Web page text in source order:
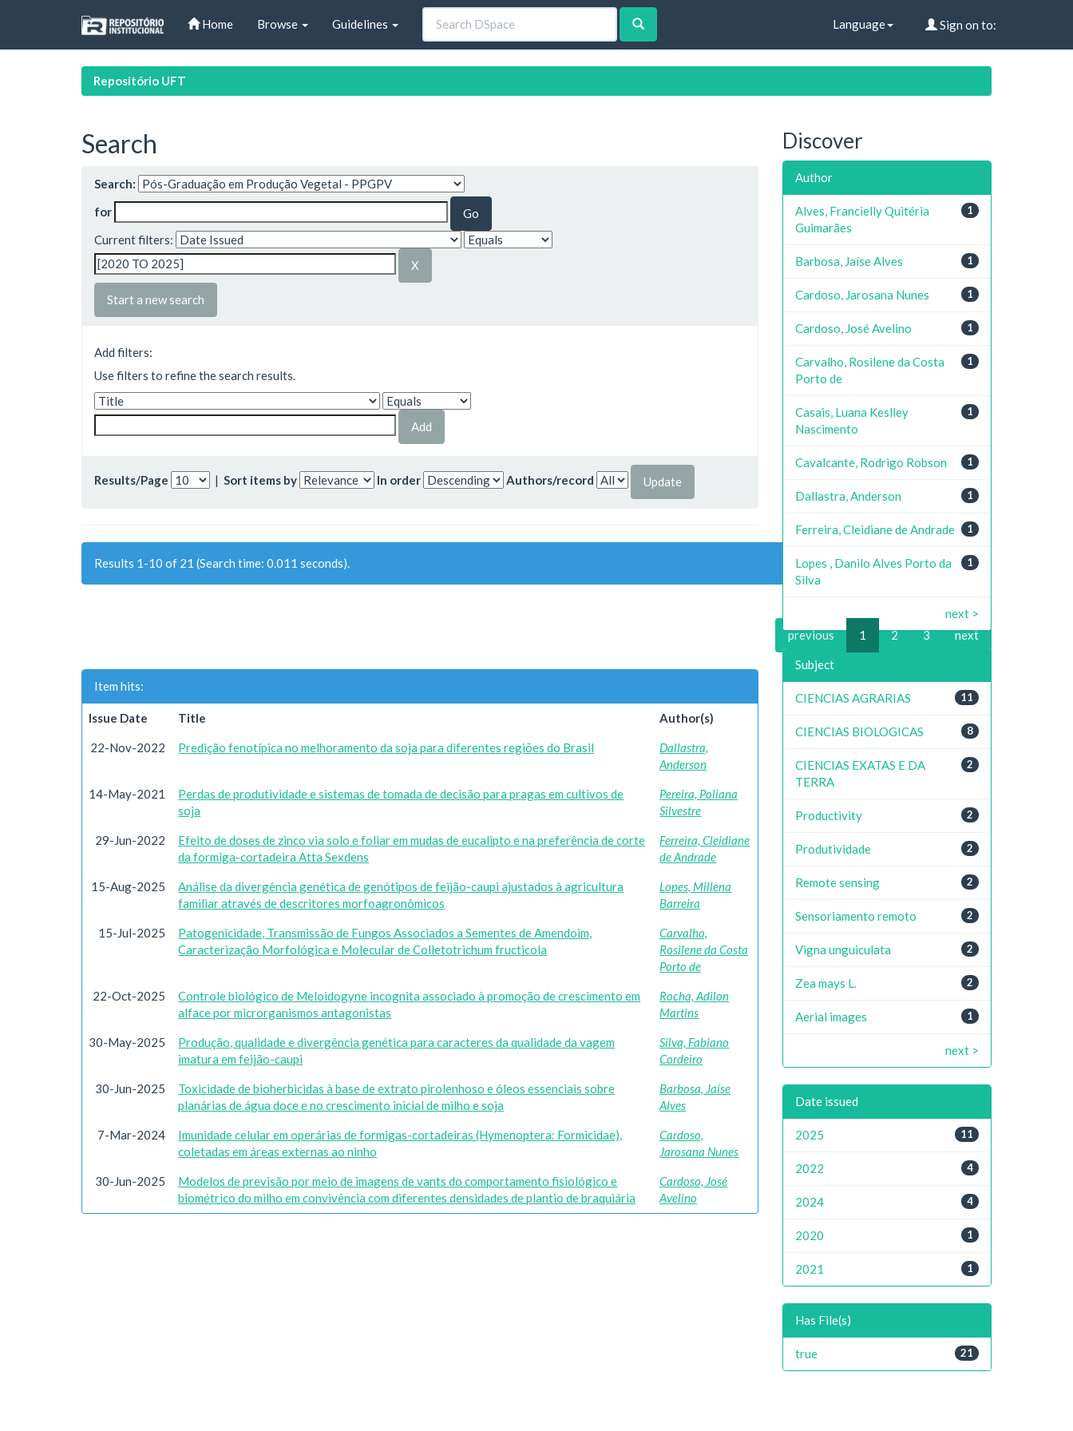
Home Browse Guidelines Language Sign on to:
Repositório UFT
Search
Search:
for
Current filters:
Start a new search
Add filters:
Use filters to refine the search results.
Results/Page | Sort items by In order Authors/record
Results 1-10 of 21 (Search time: 0.011 seconds).
previous 1 2 3 next
Item hits:
Issue Date Title Author(s)
22-Nov-2022 Predição fenotípica no melhoramento da soja para diferentes regiões do Brasil
Dallastra,
Anderson
14-May-2021
Perdas de produtividade e sistemas de tomada de decisão para pragas em cultivos de
soja
Pereira, Poliana
Silvestre
29-Jun-2022
Efeito de doses de zinco via solo e foliar em mudas de eucalipto e na preferência de corte
da formiga-cortadeira Atta Sexdens
Ferreira, Cleidiane
de Andrade
15-Aug-2025
Análise da divergência genética de genótipos de feijão-caupi ajustados à agricultura
familiar através de descritores morfoagronômicos
Lopes, Millena
Barreira
15-Jul-2025
Patogenicidade, Transmissão de Fungos Associados a Sementes de Amendoim,
Caracterização Morfológica e Molecular de Colletotrichum fructicola
Carvalho,
Rosilene da Costa
Porto de
22-Oct-2025
Controle biológico de Meloidogyne incognita associado à promoção de crescimento em
alface por microrganismos antagonistas
Rocha, Adilon
Martins
30-May-2025
Produção, qualidade e divergência genética para caracteres da qualidade da vagem
imatura em feijão-caupi
Silva, Fabiano
Cordeiro
30-Jun-2025
Toxicidade de bioherbicidas à base de extrato pirolenhoso e óleos essenciais sobre
planárias de água doce e no crescimento inicial de milho e soja
Barbosa, Jaíse
Alves
7-Mar-2024
Imunidade celular em operárias de formigas-cortadeiras (Hymenoptera: Formicidae),
coletadas em áreas externas ao ninho
Cardoso,
Jarosana Nunes
30-Jun-2025
Modelos de previsão por meio de imagens de vants do comportamento fisiológico e
biométrico do milho em convivência com diferentes densidades de plantio de braquiária
Cardoso, José
Avelino
Discover
Author
1
Alves, Francielly Quitéria
Guimarães
1
Barbosa, Jaíse Alves
1
Cardoso, Jarosana Nunes
1
Cardoso, José Avelino
1
Carvalho, Rosilene da Costa
Porto de
1
Casais, Luana Keslley
Nascimento
1
Cavalcante, Rodrigo Robson
1
Dallastra, Anderson
1
Ferreira, Cleidiane de Andrade
1
Lopes , Danilo Alves Porto da
Silva
next >
Subject
11
CIENCIAS AGRARIAS
8
CIENCIAS BIOLOGICAS
2
CIENCIAS EXATAS E DA
TERRA
2
Productivity
2
Produtividade
2
Remote sensing
2
Sensoriamento remoto
2
Vigna unguiculata
2
Zea mays L.
1
Aerial images
next >
Date issued
11
2025
4
2022
4
2024
1
2020
1
2021
Has File(s)
21
true